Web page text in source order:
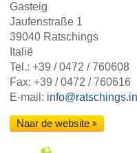
Gasteig
Jaufenstraße 1
39040 Ratschings
Italië
Tel.: +39 / 0472 / 760608
Fax: +39 / 0472 / 760616
E-mail:
Naar de website